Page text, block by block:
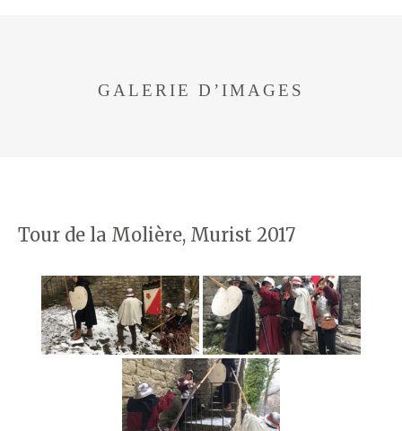
GALERIE D’IMAGES
Tour de la Molière, Murist 2017